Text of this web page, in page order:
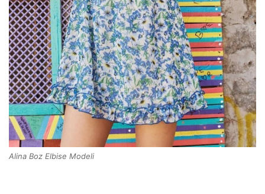
Alina Boz Elbise Modeli